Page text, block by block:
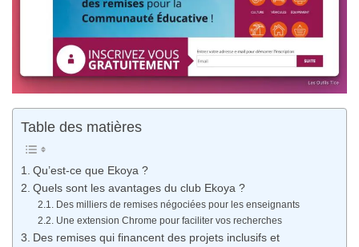
Table des matières
Qu’est-ce que Ekoya ?
Quels sont les avantages du club Ekoya ?
Des milliers de remises négociées pour les enseignants
Une extension Chrome pour faciliter vos recherches
Des remises qui financent des projets inclusifs et